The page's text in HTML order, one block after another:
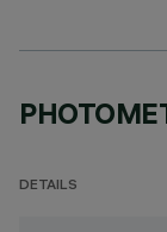
DETAILS